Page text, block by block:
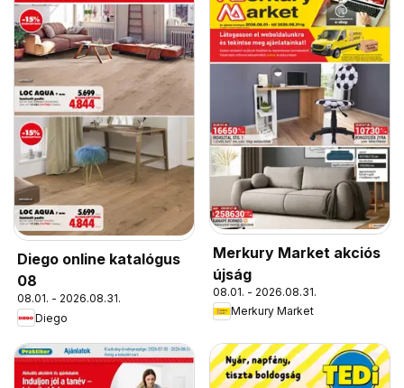
Diego online katalógus
08
08.01. - 2026.08.31.
Diego
Merkury Market akciós
újság
08.01. - 2026.08.31.
Merkury Market